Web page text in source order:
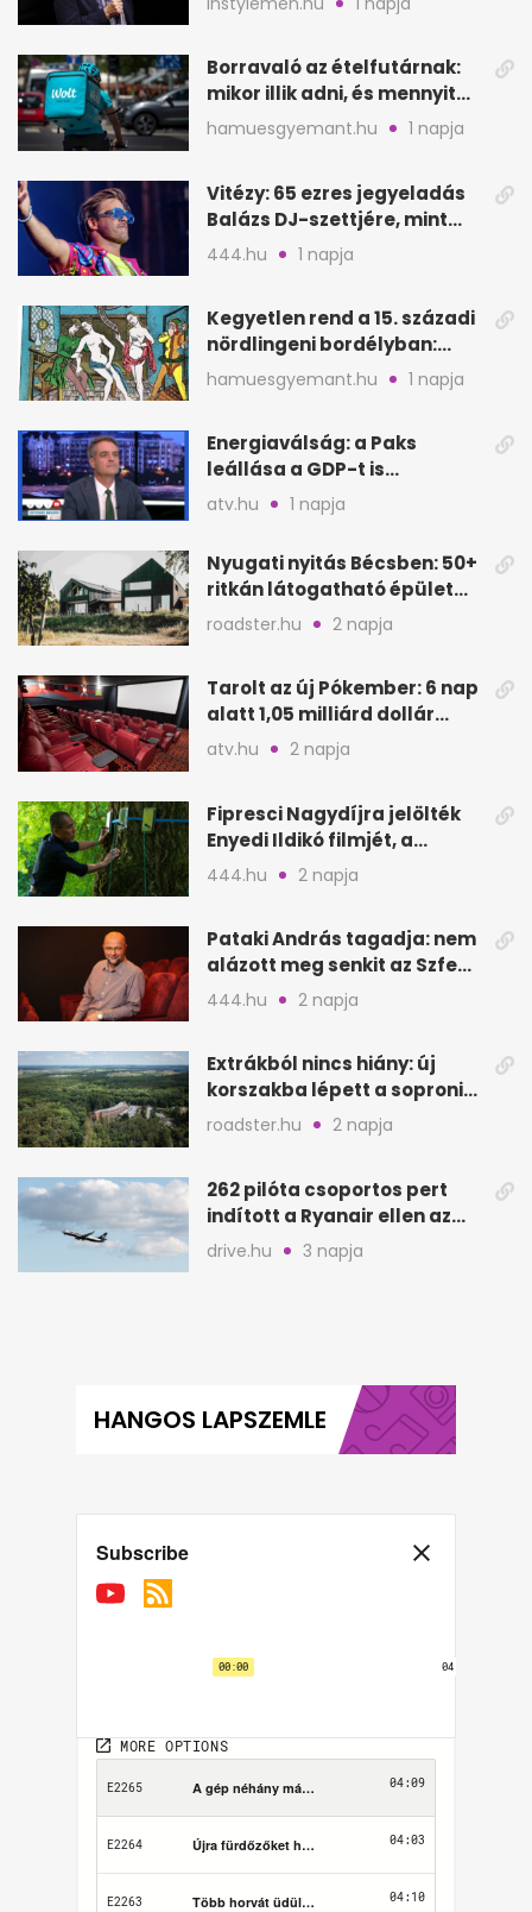
lépése
Borravaló az ételfutárnak:
mikor illik adni, és mennyit
rendeléskor?
hamuesgyemant.hu 1 napja
Vitézy: 65 ezres jegyeladás
Balázs DJ-szettjére, mint
metró nélküli Puskás-meccs
444.hu 1 napja
Kegyetlen rend a 15. századi
nördlingeni bordélyban:
verés, éheztetés
hamuesgyemant.hu 1 napja
Energiaválság: a Paks
leállása a GDP-t is
megütheti, int az
Oeconomus
atv.hu 1 napja
Nyugati nyitás Bécsben: 50+
ritkán látogatható épület
nyílik meg
roadster.hu 2 napja
Tarolt az új Pókember: 6 nap
alatt 1,05 milliárd dollár
bevétel
atv.hu 2 napja
Fipresci Nagydíjra jelölték
Enyedi Ildikó filmjét, a
Csendes barátot
444.hu 2 napja
Pataki András tagadja: nem
alázott meg senkit az Szfe
felvételijén
444.hu 2 napja
Extrákból nincs hiány: új
korszakba lépett a soproni
Fagus Hotel
roadster.hu 2 napja
262 pilóta csoportos pert
indított a Ryanair ellen az
Egyesült Királyságban
drive.hu 3 napja
HANGOS LAPSZEMLE